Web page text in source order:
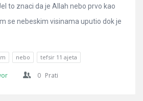
to znaci da je Allah nebo prvo kao
se nebeskim visinama uputio dok je
nebo tefsir 11 ajeta
0 Prati